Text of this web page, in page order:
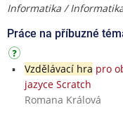
Informatika /
Práce na příbuzné
Vzdělávací hra pro
jazyce Scratch
Romana Králová